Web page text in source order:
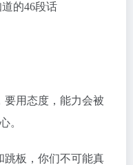
的46段话
要用态度，能力会被
。
跳板，你们不可能真